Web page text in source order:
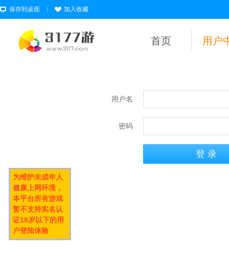
保存到桌面 加入收藏
首页 用户
用户名
密码
为维护未成年人
健康上网环境，
本平台所有游戏
暂不支持实名认
证18岁以下的用
户登陆体验